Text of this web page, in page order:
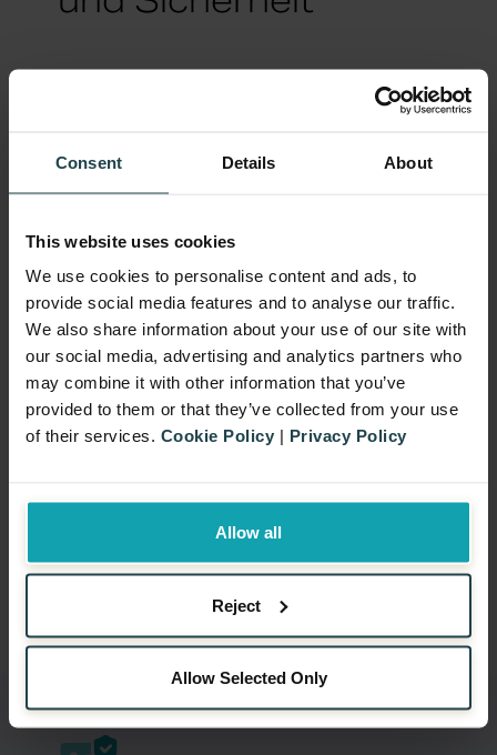
Consent Details About
This website uses cookies
We use cookies to personalise content and ads, to provide
social media features and to analyse our traffic. We also
share information about your use of our site with our social
Cookie Policy|Privacy Policy
Allow all
Reject